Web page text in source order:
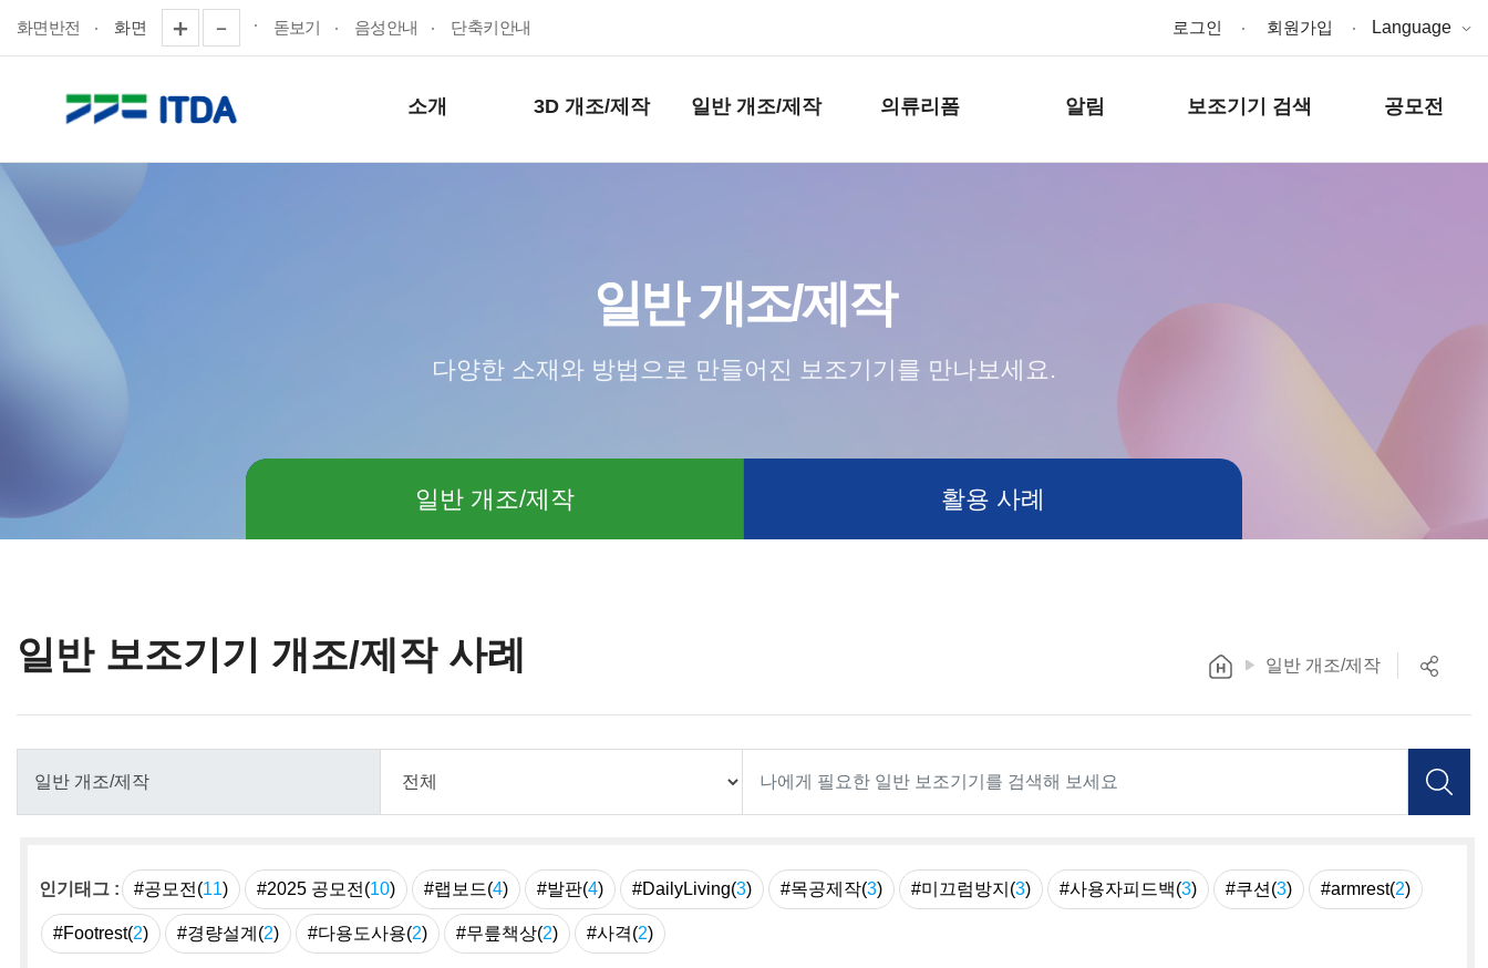
화면반전 화면 돋보기 음성안내 단축키안내 로그인 회원가입 Language
소개 3D 개조/제작 일반 개조/제작 의류리폼 알림 보조기기 검색 공모전
일반 개조/제작
다양한 소재와 방법으로 만들어진 보조기기를 만나보세요.
일반 개조/제작 활용 사례
일반 보조기기 개조/제작 사례 일반 개조/제작
인기태그 : #공모전(11) #2025 공모전(10) #랩보드(4) #발판(4) #DailyLiving(3) #목공제작(3) #미끄럼방지(3) #사용자피드백(3) #쿠션(3) #armrest(2)
#Footrest(2) #경량설계(2) #다용도사용(2) #무릎책상(2) #사격(2)